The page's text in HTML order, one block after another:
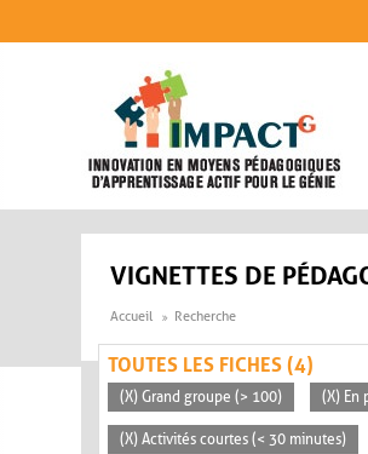
VIGNETTES DE
Accueil Recherche
TOUTES LES FICHES (4)
(X) Grand groupe (> 100) (X) En
(X) Activités courtes (< 30 minutes)